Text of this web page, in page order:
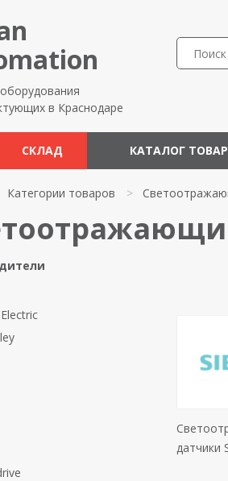
в Краснодаре
СКЛАД КАТАЛОГ
Категории товаров >
датчики